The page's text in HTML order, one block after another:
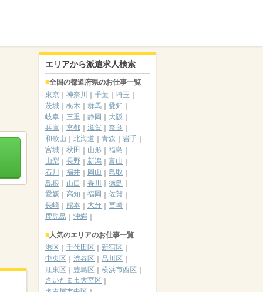
エリアから派遣求人検索
全国の都道府県のお仕事一覧
東京
神奈川 千葉
埼玉
茨城
栃木 群馬
愛知
岐阜
三重 静岡
大阪
兵庫
京都 滋賀
奈良
和歌山
北海道 青森
岩手
宮城
秋田 山形
福島
山梨
長野 新潟
富山
石川
福井 岡山
鳥取
島根
山口 香川
徳島
愛媛
高知 福岡
佐賀
長崎
熊本 大分
宮崎
鹿児島
沖縄
人気のエリアのお仕事一覧
港区
千代田区
新宿区
中央区
渋谷区
品川区
江東区
豊島区
横浜市西区
さいたま市大宮区